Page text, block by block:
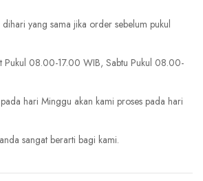
yang sama jika order sebelum pukul
Pukul 08.00-17.00 WIB, Sabtu Pukul 08.00-
hari Minggu akan kami proses pada hari
sangat berarti bagi kami.